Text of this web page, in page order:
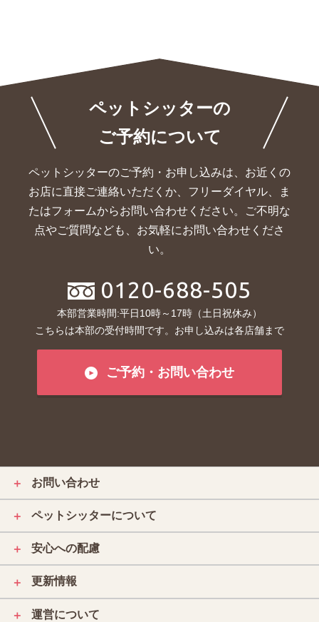
ペットシッターの
ご予約について
ペットシッターのご予約・お申し込みは、お近くの
お店に直接ご連絡いただくか、 フリーダイヤル、ま
たはフォームからお問い合わせください。ご不明な
点やご質問なども、お気軽にお問い合わせくださ
い。
0120-688-505
本部営業時間:平日10時～17時（土日祝休み）
こちらは本部の受付時間です。お申し込みは各店舗まで
ご予約・お問い合わせ
＋ お問い合わせ
＋ ペットシッターについて
＋ 安心への配慮
＋ 更新情報
＋ 運営について